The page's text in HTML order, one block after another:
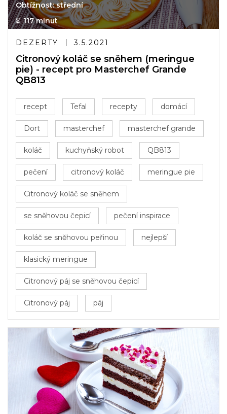
Obtížnost: střední
117 minut
DEZERTY 3.5.2021
Citronový koláč se sněhem (meringue
pie) - recept pro Masterchef Grande
QB813
recept Tefal recepty domácí
Dort masterchef masterchef grande
koláč kuchyňský robot QB813
pečení citronový koláč meringue pie
Citronový koláč se sněhem
se sněhovou čepicí pečení inspirace
koláč se sněhovou peřinou nejlepší
klasický meringue
Citronový páj se sněhovou čepicí
Citronový páj páj